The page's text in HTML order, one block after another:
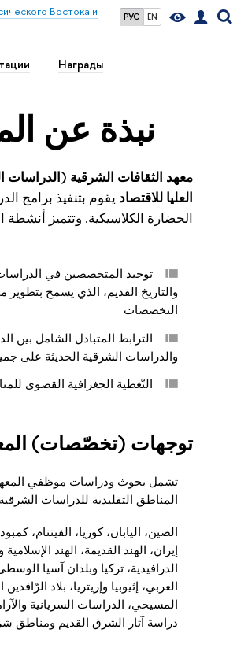
РУС EN
Востока и
Награды
نبذة عن
معهد الثقافات الشرقية (الدراسات
العليا للاقتصاد يقوم بتنفيذ برامج
الحضارة الكلاسيكية. وتتميز أنشطة
توحيد المتخصصين في
والتاريخ القديم، الذي يسمح
التخصصات
الترابط المتبادل الشامل بين
والدراسات الشرقية الحديثة على
التّغطية الجغرافية القصوى
توجهات (تخصّصات)
تشمل بحوث ودراسات موظفي
المناطق التقليدية للدراسات
الصين، اليابان، كوريا، الفيتنام،
إيران، الهند القديمة، الهند
الدرافيدية، تركيا وبلدان آسيا
العربي، إثيوبيا وإريتريا، بلاد
المسيحي، الدراسات السريانية
دراسة آثار الشرق القديم